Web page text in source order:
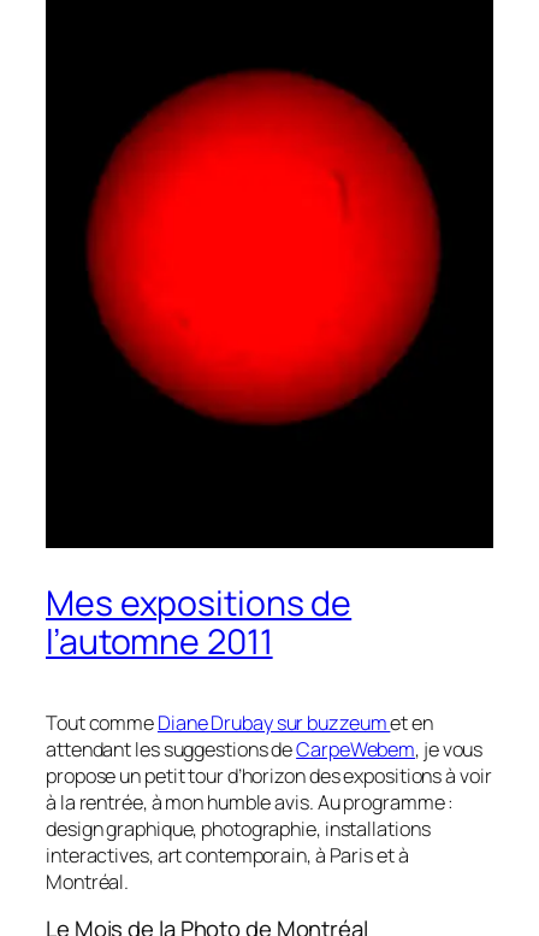
Mes expositions de
l’automne 2011
Tout commeDiane Drubay sur buzzeumet en
attendant les suggestions deCarpeWebem, je vous
propose un petit tour d’horizon des expositions à voir
à la rentrée, à mon humble avis. Au programme :
design graphique, photographie, installations
interactives, art contemporain, à Paris et à
Montréal.
Le Mois de la Photo de Montréal